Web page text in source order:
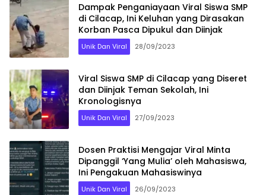
Dampak Penganiayaan Viral Siswa SMP
di Cilacap, Ini Keluhan yang Dirasakan
Korban Pasca Dipukul dan Diinjak
Unik Dan Viral 28/09/2023
Viral Siswa SMP di Cilacap yang Diseret
dan Diinjak Teman Sekolah, Ini
Kronologisnya
Unik Dan Viral 27/09/2023
Dosen Praktisi Mengajar Viral Minta
Dipanggil ‘Yang Mulia’ oleh Mahasiswa,
Ini Pengakuan Mahasiswinya
Unik Dan Viral 26/09/2023